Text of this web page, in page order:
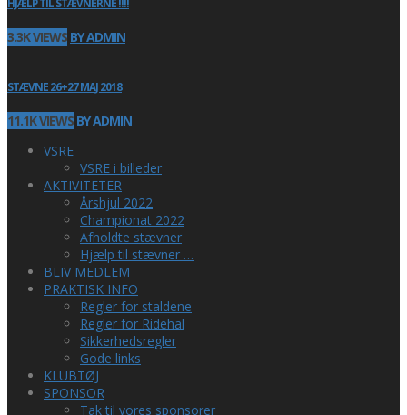
HJÆLP TIL STÆVNERNE !!!!
3.3K VIEWS BY ADMIN
STÆVNE 26+27 MAJ 2018
11.1K VIEWS BY ADMIN
VSRE
VSRE i billeder
AKTIVITETER
Årshjul 2022
Championat 2022
Afholdte stævner
Hjælp til stævner …
BLIV MEDLEM
PRAKTISK INFO
Regler for staldene
Regler for Ridehal
Sikkerhedsregler
Gode links
KLUBTØJ
SPONSOR
Tak til vores sponsorer